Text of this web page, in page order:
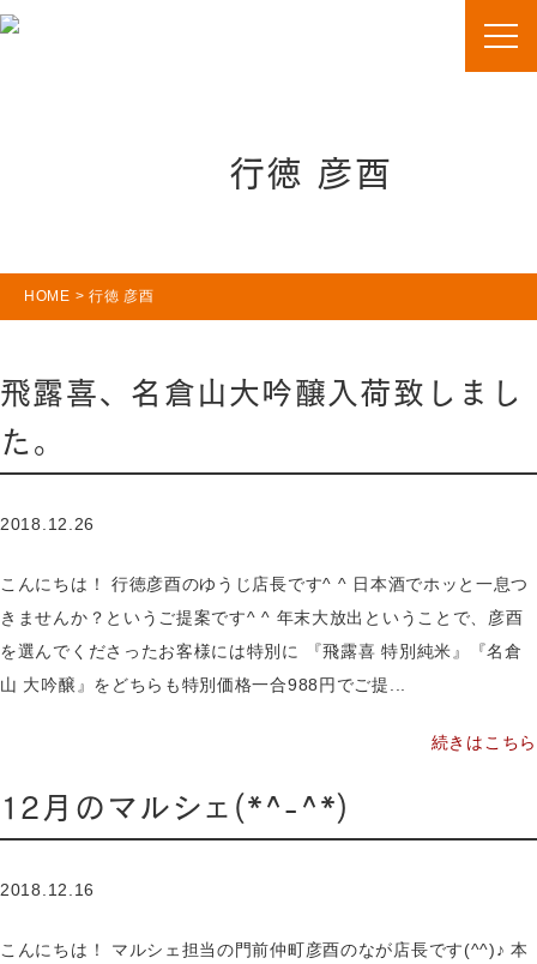
行徳 彦酉
HOME > 行徳 彦酉
飛露喜、名倉山大吟醸入荷致しまし
た。
2018.12.26
こんにちは！ 行徳彦酉のゆうじ店長です^ ^ 日本酒でホッと一息つ
きませんか？というご提案です^ ^ 年末大放出ということで、彦酉
を選んでくださったお客様には特別に 『飛露喜 特別純米』『名倉
山 大吟醸』をどちらも特別価格一合988円でご提...
続きはこちら
12月のマルシェ(*^-^*)
2018.12.16
こんにちは！ マルシェ担当の門前仲町彦酉のなが店長です(^^)♪ 本